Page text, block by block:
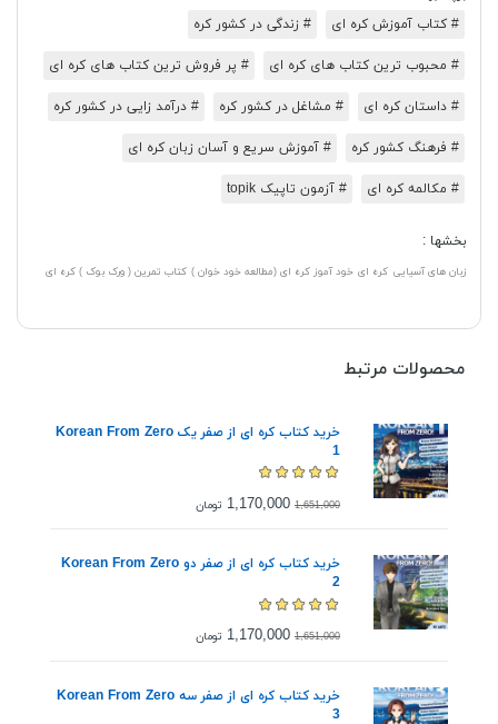
# کتاب آموزش کره ای
# زندگی در کشور کره
# محبوب ترین کتاب های کره ای # پر فروش ترین کتاب های کره ای
# داستان کره ای # مشاغل در کشور کره # درآمد زایی در کشور کره
# فرهنگ کشور کره # آموزش سریع و آسان زبان کره ای
# مکالمه کره ای # آزمون تاپیک topik
بخشها :
زبان های آسیایی کره ای خود آموز کره ای (مطالعه خود خوان ) کتاب تمرین ( ورک بوک ) کره ای
محصولات مرتبط
خرید کتاب کره ای از صفر یک Korean From Zero
1
1,651,000
1,170,000 تومان
خرید کتاب کره ای از صفر دو Korean From Zero
2
1,651,000
1,170,000 تومان
خرید کتاب کره ای از صفر سه Korean From Zero
3